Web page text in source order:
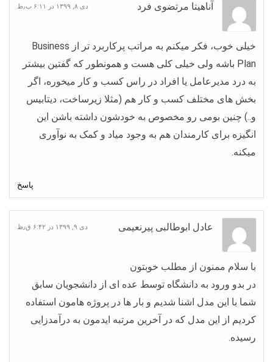
آناهیتا مرتضوی فرد دی ۸, ۱۳۹۹ در ۶:۱۱ ب٫ظ
خیلی خوب، فکر میکنم به مراتب پرکاربرد تر از Business
Plan باشه ولی خیلی کلی هست و همونطور که گفتین بیشتر
به درد مدیرعامل یا افراد در راس کسب و کار میخوره، اگر
بخش های مختلف کسب و کار هم (مثلا زیرساخت، دیتابیس
و..) چنین بومی رو مخصوص به خودشون داشته باشن این
انگیزه برای کارمندان هم به وجود میاد و کمک به نوآوری
میکنه.
پاسخ
عادل ابوطالبی پیرنعیمی دی ۹, ۱۳۹۹ در ۶:۴۲ ق٫ظ
با سلام ممنون از مطلب خوبتون
در بدو ورود به دانشگاه توسط عده ای از دانشجویان سابق
شما با این مدل اشنا شدیم و بار ها در پروژه هامون استفاده
کردیم از این مدل که در آخرین مرتبه ایدمون به درآمدزایی
رسیده.